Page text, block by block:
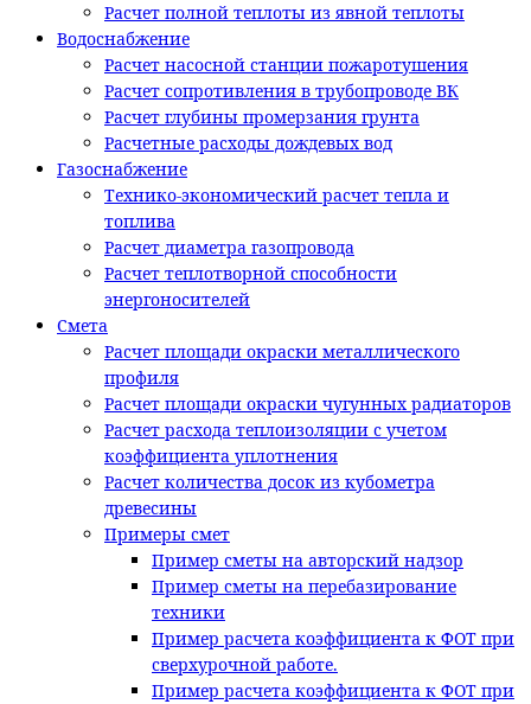
Расчет полной теплоты из явной теплоты
Водоснабжение
Расчет насосной станции пожаротушения
Расчет сопротивления в трубопроводе ВК
Расчет глубины промерзания грунта
Расчетные расходы дождевых вод
Газоснабжение
Технико-экономический расчет тепла и
топлива
Расчет диаметра газопровода
Расчет теплотворной способности
энергоносителей
Смета
Расчет площади окраски металлического
профиля
Расчет площади окраски чугунных радиаторов
Расчет расхода теплоизоляции с учетом
коэффициента уплотнения
Расчет количества досок из кубометра
древесины
Примеры смет
Пример сметы на авторский надзор
Пример сметы на перебазирование
техники
Пример расчета коэффициента к ФОТ при
сверхурочной работе.
Пример расчета коэффициента к ФОТ при